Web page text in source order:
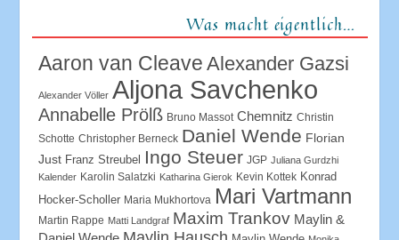
Was macht eigentlich…
Aaron van Cleave Alexander Gazsi
Alexander Völler Aljona Savchenko
Annabelle Prölß Bruno Massot Chemnitz Christin
Schotte Christopher Berneck Daniel Wende Florian
Just Franz Streubel Ingo Steuer JGP Juliana Gurdzhi
Kalender Karolin Salatzki Katharina Gierok Kevin Kottek Konrad
Hocker-Scholler Maria Mukhortova Mari Vartmann
Martin Rappe Matti Landgraf Maxim Trankov Maylin &